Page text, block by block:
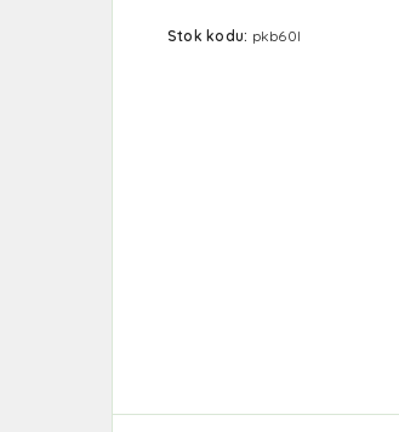
Stok kodu: pkb60l